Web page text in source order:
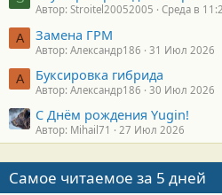
Автор: Stroitel20052005 Среда в
А Замена ГРМ
Автор: Александр186 31 Июл 2026
А Буксировка гибрида
Автор: Александр186 30 Июл 2026
С Днём рождения Yugin!
Автор: Mihail71 27 Июл 2026
Самое читаемое за 5 дней